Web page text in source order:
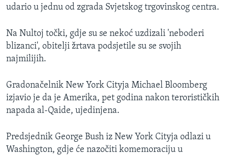
MAGAZIN
O GLASU AMERIKE
Learning English
PRATITE NAS
udario u jednu od zgrada Svjetskog trgovinskog centra.
Na Nultoj točki, gdje su se nekoć uzdizali 'neboderi
blizanci', obitelji žrtava podsjetile su se svojih
najmilijih.
Gradonačelnik New York Cityja Michael Bloomberg
izjavio je da je Amerika, pet godina nakon terorističkih
napada al-Qaide, ujedinjena.
Predsjednik George Bush iz New York Cityja odlazi u
Washington, gdje će nazočiti komemoraciju u